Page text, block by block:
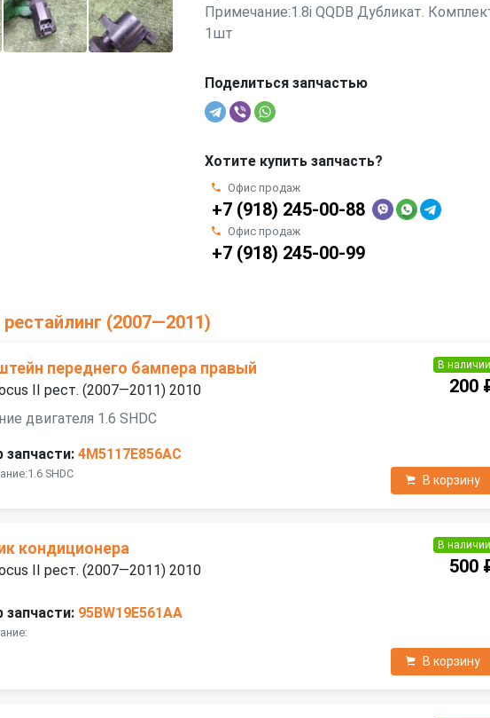
Примечание:1.8i QQDB Дубликат.
1шт
Поделиться запчастью
Хотите купить запчасть?
Офис продаж
+7 (918) 245-00-88
Офис продаж
+7 (918) 245-00-99
(2007—2011)
переднего бампера правый
II рест. (2007—2011) 2010
двигателя 1.6 SHDC
запчасти: 4M5117E856AC
SHDC
В наличии
200
В корзину
кондиционера
II рест. (2007—2011) 2010
запчасти: 95BW19E561AA
В наличии
500
В корзину